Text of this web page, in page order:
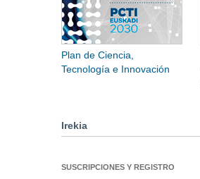
Plan de Ciencia,
Tecnología e Innovación
Irekia
SUSCRIPCIONES Y REGISTRO